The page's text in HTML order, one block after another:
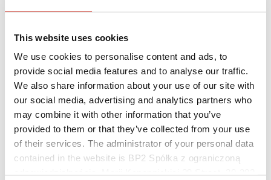
This website uses cookies
We use cookies to personalise content and ads, to
provide social media features and to analyse our traffic.
We also share information about your use of our site with
our social media, advertising and analytics partners who
may combine it with other information that you’ve
provided to them or that they’ve collected from your use
of their services. The administrator of your personal data
contained in the website is BP2 Spółka z ograniczoną
Užitečné odkazy
Registrace záruky
Soubory ke stažení
Kde koupit?
Najít zhotovitele
Knihovny BIM
Pro profesionály